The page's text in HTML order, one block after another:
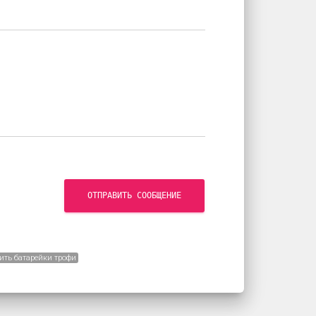
ОТПРАВИТЬ СООБЩЕНИЕ
батарейки трофи